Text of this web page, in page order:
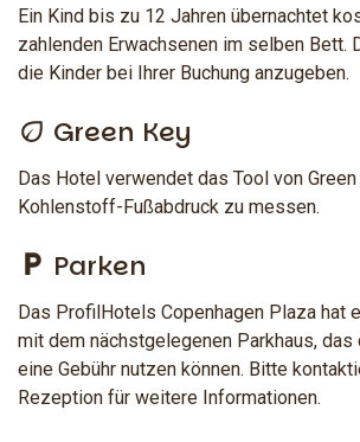
Ein Kind bis zu 12 Jahren übernachtet
zahlenden Erwachsenen im selben Bett.
die Kinder bei Ihrer Buchung anzugeben.
Green Key
Das Hotel verwendet das Tool von
Kohlenstoff-Fußabdruck zu messen.
Parken
Das ProfilHotels Copenhagen Plaza hat
mit dem nächstgelegenen Parkhaus, das
eine Gebühr nutzen können. Bitte
Rezeption für weitere Informationen.